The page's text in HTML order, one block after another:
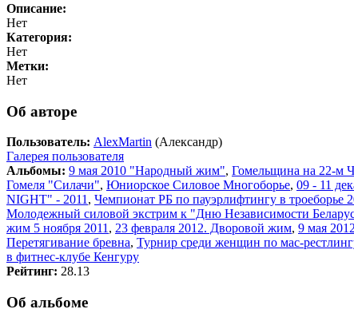
Описание:
Нет
Категория:
Нет
Метки:
Нет
Об авторе
Пользователь: AlexMartin (Александр)
Галерея пользователя
Альбомы: 9 мая 2010 "Народный жим", Гомельщина на 22-м
Гомеля "Силачи", Юниорское Силовое Многоборье, 09 - 11
NIGHT" - 2011 , Чемпионат РБ по пауэрлифтингу в троеборье
Молодежный силовой экстрим к "Дню Независимости
жим 5 ноября 2011 , 23 февраля 2012. Дворовой жим, 9 мая
Перетягивание бревна, Турнир среди женщин по мас-
в фитнес-клубе Кенгуру
Рейтинг: 28.13
Об альбоме